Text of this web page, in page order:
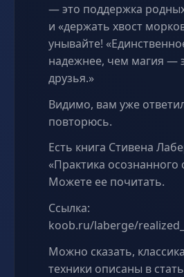
— это поддержка
и «держать хвост
унывайте!
надежнее, чем магия —
друзья.»
Видимо, вам уже
повторюсь.
Есть книга Стивена
«Практика осознанного
Можете ее почитать.
Ссылка:
koob.ru/laberge/
Можно сказать,
техники описаны в